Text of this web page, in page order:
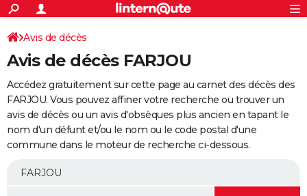
ACTUALITÉS
Politique
Société
Faits Divers
Education
Monde
Villes
+
SPORT
Coupe du monde 2026
Football
Tennis
Cyclisme
Rugby
Forum
Programme TV
TNT
Streaming
Cinéma
Sorties cinéma
Musique
+
FINANCE
Retraite
Epargne
Immobilier
Risques naturels par ville
Banque
Assurance
AUTO
Essais
Réserver un essai
Citadines
Berlines
SUV
Forum auto
+
Mobiles
Meilleur smartphone
Internet
Ordinateurs
Jeux vidéo
Guide high-tech
Avis de décès
Avis de décès FARJOU
Accédez gratuitement sur cette page au carnet des décès des
FARJOU. Vous pouvez affiner votre recherche ou trouver un
avis de décès ou un avis d'obsèques plus ancien en tapant le
nom d'un défunt et/ou le nom ou le code postal d'une
commune dans le moteur de recherche ci-dessous.